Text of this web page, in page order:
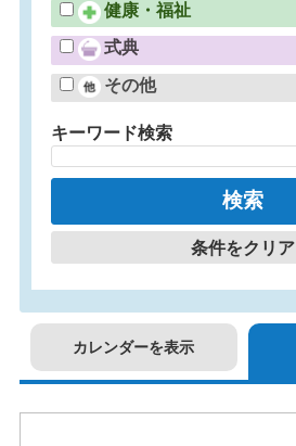
健康・福祉
式典
その他
キーワード検索
条件をクリア
カレンダーを表示